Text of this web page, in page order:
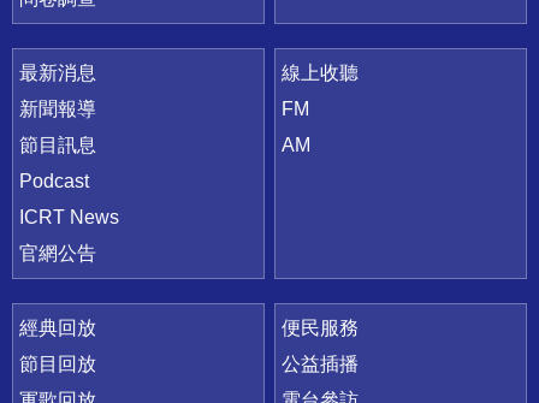
最新消息
新聞報導
節目訊息
Podcast
ICRT News
官網公告
線上收聽
FM
AM
經典回放
節目回放
便民服務
公益插播